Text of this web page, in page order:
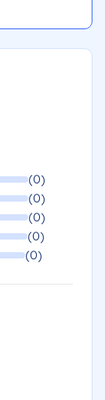
(0)
(0)
(0)
(0)
(0)